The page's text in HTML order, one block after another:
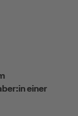
einer